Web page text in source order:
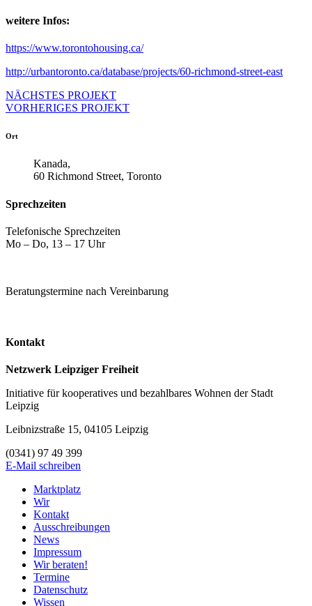
weitere Infos:
https://www.torontohousing.ca/
http://urbantoronto.ca/database/projects/60-richmond-street-east
NÄCHSTES PROJEKT
VORHERIGES PROJEKT
Ort
Kanada,
60 Richmond Street, Toronto
Sprechzeiten
Telefonische Sprechzeiten
Mo – Do, 13 – 17 Uhr
Beratungstermine nach Vereinbarung
Kontakt
Netzwerk Leipziger Freiheit
Initiative für kooperatives und bezahlbares Wohnen der Stadt
Leipzig
Leibnizstraße 15, 04105 Leipzig
(0341) 97 49 399
E-Mail schreiben
Marktplatz
Wir
Kontakt
Ausschreibungen
News
Impressum
Wir beraten!
Termine
Datenschutz
Wissen